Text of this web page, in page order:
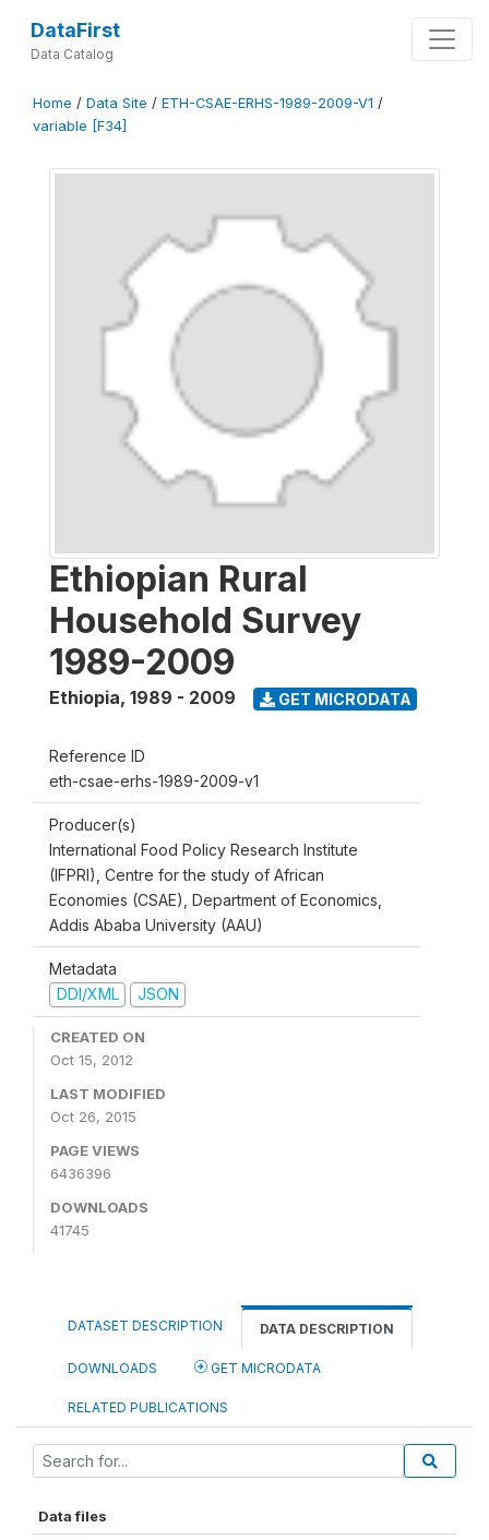
DataFirst
Data Catalog
Home / Data Site / ETH-CSAE-ERHS-1989-2009-V1 /
variable [F34]
Ethiopian Rural
Household Survey
1989-2009
Ethiopia, 1989 - 2009 GET MICRODATA
Reference ID
eth-csae-erhs-1989-2009-v1
Producer(s)
International Food Policy Research Institute
(IFPRI), Centre for the study of African
Economies (CSAE), Department of Economics,
Addis Ababa University (AAU)
Metadata
DDI/XML
JSON
CREATED ON
Oct 15, 2012
LAST MODIFIED
Oct 26, 2015
PAGE VIEWS
6436396
DOWNLOADS
41745
DATASET DESCRIPTION DATA DESCRIPTION
DOWNLOADS GET MICRODATA
RELATED PUBLICATIONS
Data files